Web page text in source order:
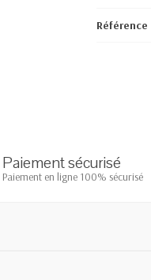
Référence
Paiement sécurisé
Paiement en ligne 100% sécurisé